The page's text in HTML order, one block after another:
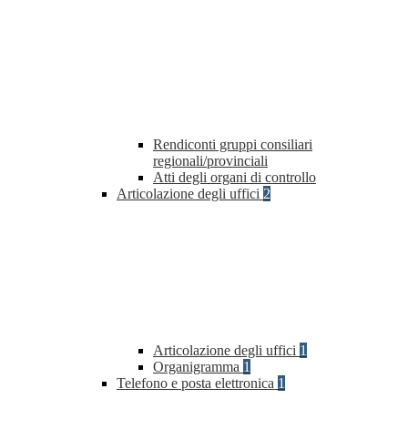
Rendiconti gruppi consiliari
regionali/provinciali
Atti degli organi di controllo
Articolazione degli uffici 2
Articolazione degli uffici 1
Organigramma 1
Telefono e posta elettronica 1